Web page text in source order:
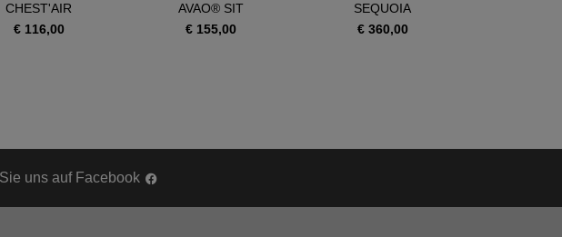
CHEST'AIR
€ 116,00
AVAO® SIT
€ 155,00
SEQUOIA
€ 360,00
uns auf Facebook